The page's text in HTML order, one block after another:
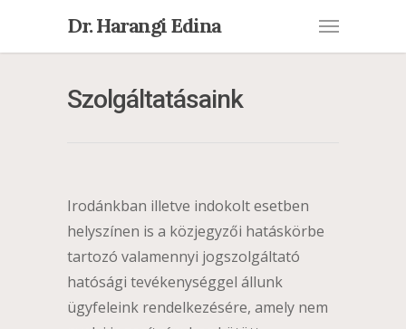
Dr. Harangi Edina
Szolgáltatásaink
Irodánkban illetve indokolt esetben
helyszínen is a közjegyzői hatáskörbe
tartozó valamennyi jogszolgáltató
hatósági tevékenységgel állunk
ügyfeleink rendelkezésére, amely nem